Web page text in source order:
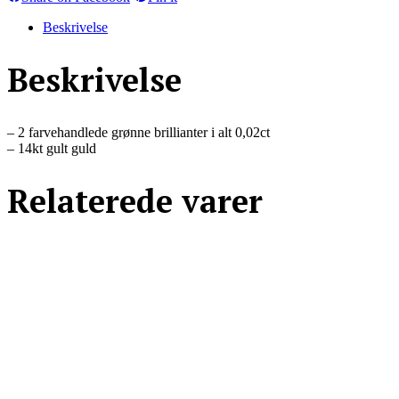
Beskrivelse
Beskrivelse
– 2 farvehandlede grønne brillianter i alt 0,02ct
– 14kt gult guld
Relaterede varer